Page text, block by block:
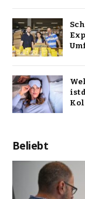
ist
Beliebt